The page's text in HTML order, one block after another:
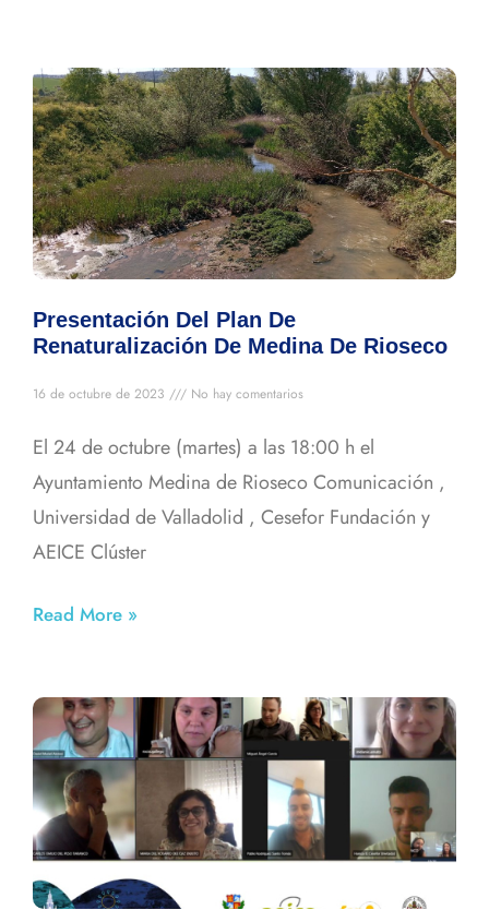
Presentación Del Plan De
Renaturalización De Medina De Rioseco
16 de octubre de 2023 No hay comentarios
El 24 de octubre (martes) a las 18:00 h el
Ayuntamiento Medina de Rioseco Comunicación ,
Universidad de Valladolid , Cesefor Fundación y
AEICE Clúster
Read More »